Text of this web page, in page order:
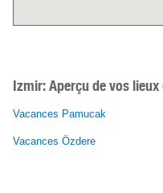
Izmir:Aperçu de vos
Vacances Pamucak
Vacances Özdere